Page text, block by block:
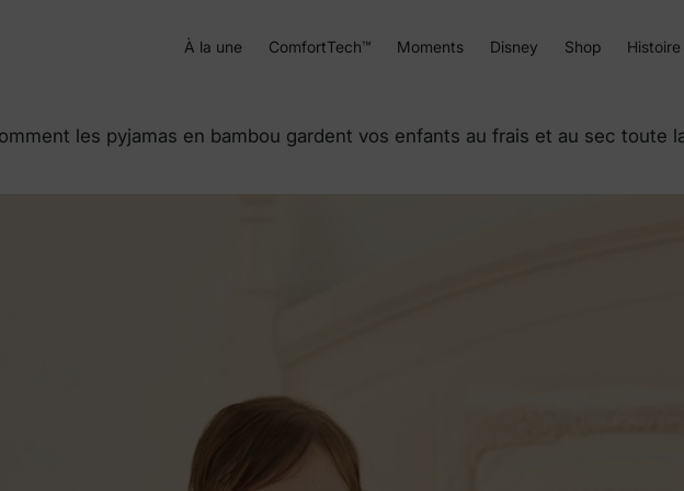
À la une ComfortTech™ Moments Disney Shop Histoire
les pyjamas en bambou gardent vos enfants au frais et au sec toute